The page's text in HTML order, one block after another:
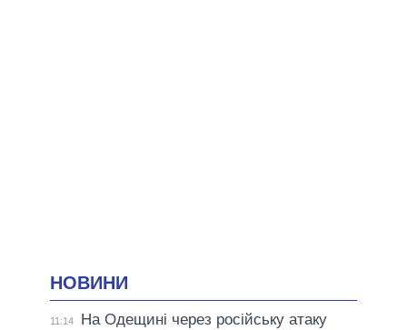
НОВИНИ
11:14
На Одещині через російську атаку